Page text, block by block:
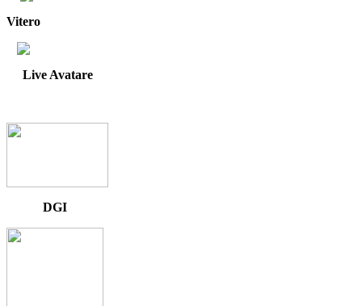
Vitero
Live Avatare
DGI